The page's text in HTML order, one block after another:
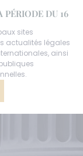
DU 16
sites
actualités légales
ainsi